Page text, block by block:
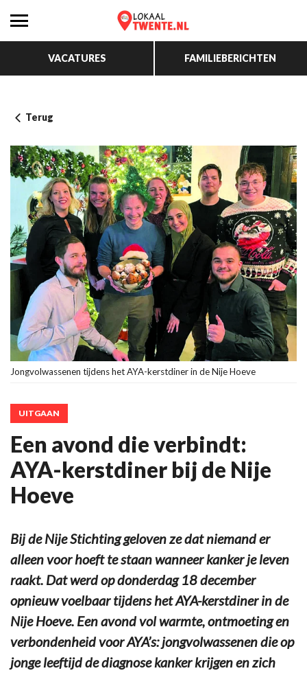
VACATURES FAMILIEBERICHTEN
Terug
Jongvolwassenen tijdens het AYA-kerstdiner in de Nije Hoeve
UITGAAN
Een avond die verbindt:
AYA-kerstdiner bij de Nije
Hoeve
Bij de Nije Stichting geloven ze dat niemand er
alleen voor hoeft te staan wanneer kanker je leven
raakt. Dat werd op donderdag 18 december
opnieuw voelbaar tijdens het AYA-kerstdiner in de
Nije Hoeve. Een avond vol warmte, ontmoeting en
verbondenheid voor AYA’s: jongvolwassenen die op
jonge leeftijd de diagnose kanker krijgen en zich